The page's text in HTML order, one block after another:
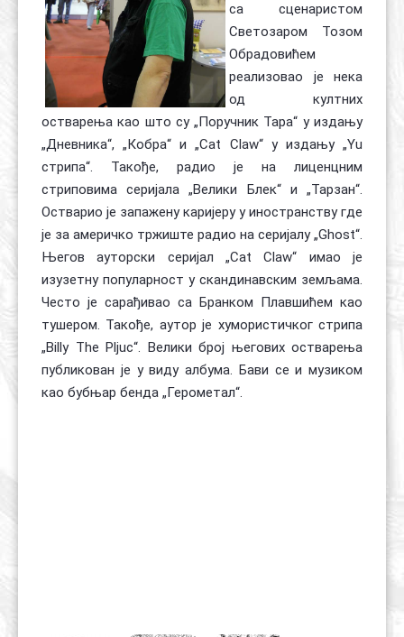
са сценаристом
Светозаром Тозом
Обрадовићем
реализовао је нека
од култних
остварења као што су „Поручник Тара“ у издању
„Дневника“, „Кобра“ и „Cat Claw“ у издању „Yu
стрипа“. Такође, радио је на лиценцним
стриповима серијала „Велики Блек“ и „Тарзан“.
Остварио је запажену каријеру у иностранству где
је за америчко тржиште радио на серијалу „Ghost“.
Његов ауторски серијал „Cat Claw“ имао је
изузетну популарност у скандинавским земљама.
Често је сарађивао са Бранком Плавшићем као
тушером. Такође, аутор је хумористичког стрипа
„Billy The Pljuc“. Велики број његових остварења
публикован је у виду албума. Бави се и музиком
као бубњар бенда „Герометал“.